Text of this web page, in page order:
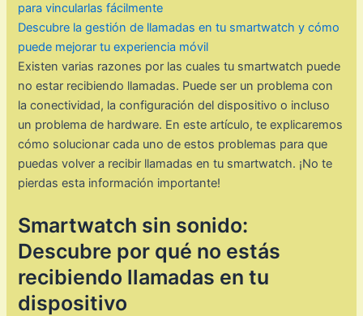
para vincularlas fácilmente
Descubre la gestión de llamadas en tu smartwatch y cómo
puede mejorar tu experiencia móvil
Existen varias razones por las cuales tu smartwatch puede
no estar recibiendo llamadas. Puede ser un problema con
la conectividad, la configuración del dispositivo o incluso
un problema de hardware. En este artículo, te explicaremos
cómo solucionar cada uno de estos problemas para que
puedas volver a recibir llamadas en tu smartwatch. ¡No te
pierdas esta información importante!
Smartwatch sin sonido:
Descubre por qué no estás
recibiendo llamadas en tu
dispositivo